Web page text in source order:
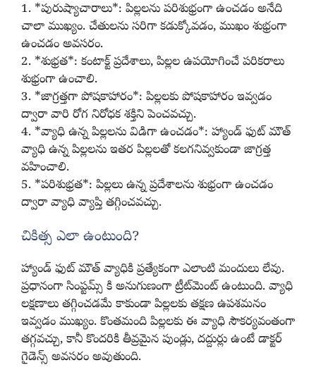
1. *పురుష్యాచారాలు*: పిల్లలను పరిశుభ్రంగా ఉంచడం అనేది
చాలా ముఖ్యం. చేతులను సరిగా కడుక్కోవడం, ముఖం శుభ్రంగా
ఉంచడం అవసరం.
2. *శుభ్రత*: కంటాక్ట్‌ ప్రదేశాలు, పిల్లల ఉపయోగించే పరికరాలు
శుభ్రంగా ఉంచాలి.
3. *జాగ్రత్తగా పోషకాహారం*: పిల్లలకు పోషకాహారం ఇవ్వడం
ద్వారా వారి రోగ నిరోధక శక్తిని పెంచవచ్చు.
4. *వ్యాధి ఉన్న పిల్లలను విడిగా ఉంచడం*: హ్యాండ్ ఫుట్ మౌత్
వ్యాధి ఉన్న పిల్లలను ఇతర పిల్లలతో కలగనివ్వకుండా జాగ్రత్త
వహించాలి.
5. *పరిశుభ్రత*: పిల్లలు ఉన్న ప్రదేశాలను శుభ్రంగా ఉంచడం
ద్వారా వ్యాధి వ్యాప్తి తగ్గించవచ్చు.
చికిత్స ఎలా ఉంటుంది?
హ్యాండ్ ఫుట్ మౌత్ వ్యాధికి ప్రత్యేకంగా ఎలాంటి మందులు లేవు.
ప్రధానంగా సింప్టమ్స్ కి అనుగుణంగా ట్రీట్‌మెంట్ ఉంటుంది. వ్యాధి
లక్షణాలు తగ్గించడమే కాకుండా పిల్లలకు తక్షణ ఉపశమనం
ఇవ్వడం ముఖ్యం. కొంతమంది పిల్లలకు ఈ వ్యాధి సౌకర్యవంతంగా
తగ్గవచ్చు, కానీ కొందరికి తీవ్రమైన పుండ్లు, దద్దుర్లు ఉంటే డాక్టర్‌
గైడెన్స్‌ అవసరం అవుతుంది.